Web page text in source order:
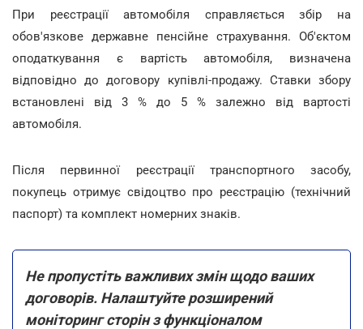
При реєстрації автомобіля справляється збір на
обов'язкове державне пенсійне страхування. Об'єктом
оподаткування є вартість автомобіля, визначена
відповідно до договору купівлі-продажу. Ставки збору
встановлені від 3 % до 5 % залежно від вартості
автомобіля.
Після первинної реєстрації транспортного засобу,
покупець отримує свідоцтво про реєстрацію (технічний
паспорт) та комплект номерних знаків.
Не пропустіть важливих змін щодо ваших
договорів. Налаштуйте розширений
моніторинг сторін з функціоналом